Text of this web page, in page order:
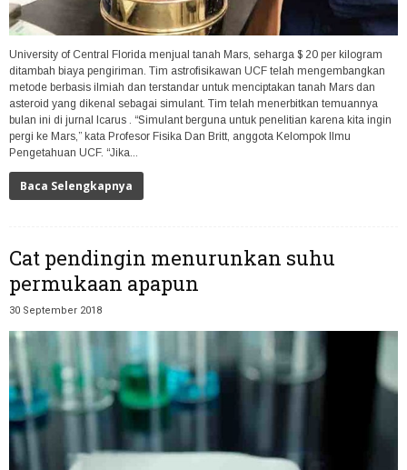
University of Central Florida menjual tanah Mars, seharga $ 20 per kilogram
ditambah biaya pengiriman. Tim astrofisikawan UCF telah mengembangkan
metode berbasis ilmiah dan terstandar untuk menciptakan tanah Mars dan
asteroid yang dikenal sebagai simulant. Tim telah menerbitkan temuannya
bulan ini di jurnal Icarus . “Simulant berguna untuk penelitian karena kita ingin
pergi ke Mars,” kata Profesor Fisika Dan Britt, anggota Kelompok Ilmu
Pengetahuan UCF. “Jika...
Baca Selengkapnya
Cat pendingin menurunkan suhu
permukaan apapun
30 September 2018